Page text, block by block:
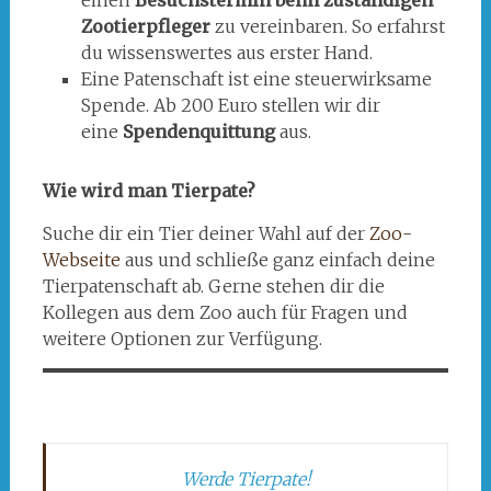
Zootierpflegerzu vereinbaren. So erfahrst
du wissenswertes aus erster Hand.
Eine Patenschaft ist eine steuerwirksame
Spende. Ab 200 Euro stellen wir dir
eine Spendenquittungaus.
Wie wird man Tierpate?
Suche dir ein Tier deiner Wahl auf der Zoo-
Webseite aus und schließe ganz einfach deine
Tierpatenschaft ab. Gerne stehen dir die
Kollegen aus dem Zoo auch für Fragen und
weitere Optionen zur Verfügung.
Werde Tierpate!